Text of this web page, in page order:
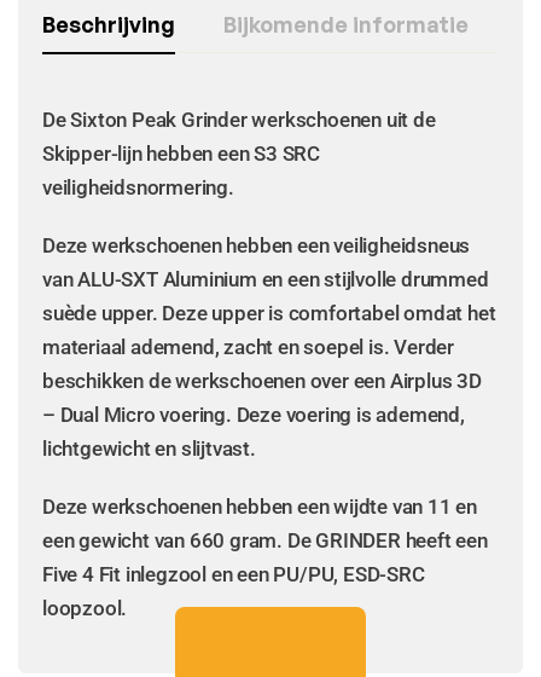
Beschrijving Bijkomende informatie
De Sixton Peak Grinder werkschoenen uit de
Skipper-lijn hebben een S3 SRC
veiligheidsnormering.
Deze werkschoenen hebben een veiligheidsneus
van ALU-SXT Aluminium en een stijlvolle drummed
suède upper. Deze upper is comfortabel omdat het
materiaal ademend, zacht en soepel is. Verder
beschikken de werkschoenen over een Airplus 3D
– Dual Micro voering. Deze voering is ademend,
lichtgewicht en slijtvast.
Deze werkschoenen hebben een wijdte van 11 en
een gewicht van 660 gram. De GRINDER heeft een
Five 4 Fit inlegzool en een PU/PU, ESD-SRC
loopzool.